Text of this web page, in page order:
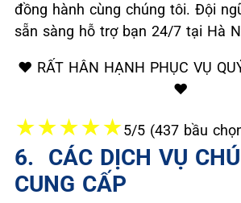
đồng hành cùng chúng tôi. Đội
sẵn sàng hỗ trợ bạn 24/7 tại Hà
❤️ RẤT HÂN HẠNH PHỤC VỤ
❤️
★★★★★5/5 (437 bầu
6. ️ CÁC DỊCH VỤ
CUNG CẤP